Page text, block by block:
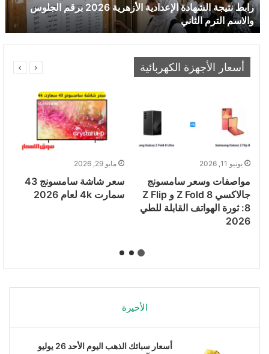
رابط نتيجة الشهادة الإعدادية الأزهرية 2026 برقم الجلوس
والاسم الترم الثاني
أسعار الأجهزة الكهربائية
يونيو 11, 2026
مواصفات وسعر سامسونج
جالاكسي Z Fold 8 و Z Flip
8: ثورة الهواتف القابلة للطي
2026
مايو 29, 2026
سعر شاشة سامسونج 43
سمارت 4k لعام 2026
الأخيرة
أسعار سبائك الذهب اليوم الأحد 26 يوليو